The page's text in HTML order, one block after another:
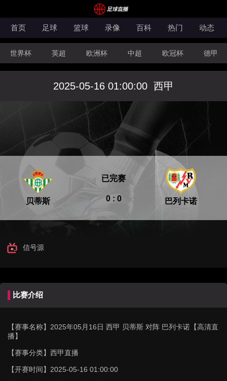
首页 足球 篮球 录像 百科 热门 动态
世界杯 英超 欧洲杯 中超 欧冠杯 德甲
CBA FIBA洲际杯
2025-05-16 01:00:00 西甲
贝蒂斯 0 : 0
已完赛
巴列卡诺
信号源
比赛介绍
【赛事名称】 2025年05月16日 西甲 贝蒂斯 对阵 巴列卡诺【高清直
播】
【赛事分类】 西甲直播
【开赛时间】 2025-05-16 01:00:00